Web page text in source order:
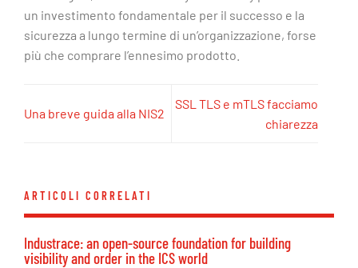
un investimento fondamentale per il successo e la
sicurezza a lungo termine di un’organizzazione, forse
più che comprare l’ennesimo prodotto.
Una breve guida alla NIS2
SSL TLS e mTLS facciamo
chiarezza
ARTICOLI CORRELATI
Industrace: an open-source foundation for building
visibility and order in the ICS world